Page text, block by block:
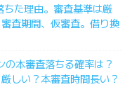
た理由。審査基準は厳
査期間、仮審査。借り換
本審査落ちる確率は？
しい？本審査時間長い？